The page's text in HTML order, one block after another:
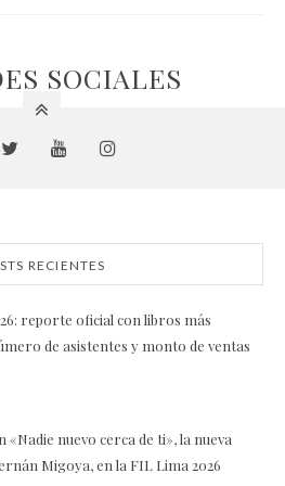
SOCIALES
RECIENTES
reporte oficial con libros más
de asistentes y monto de ventas
«Nadie nuevo cerca de ti», la nueva
Migoya, en la FIL Lima 2026